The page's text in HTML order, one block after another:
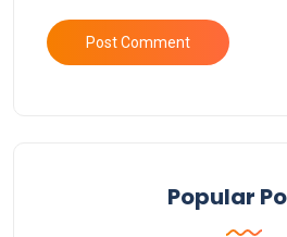
Popular